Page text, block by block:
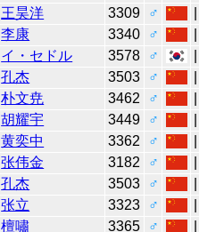
王昊洋 3309 ♂
李康 3340 ♂
イ・セドル 3578 ♂
孔杰 3503 ♂
朴文尭 3462 ♂
胡耀宇 3449 ♂
黄奕中 3362 ♂
张伟金 3182 ♂
孔杰 3503 ♂
张立 3323 ♂
檀嘯 3365 ♂